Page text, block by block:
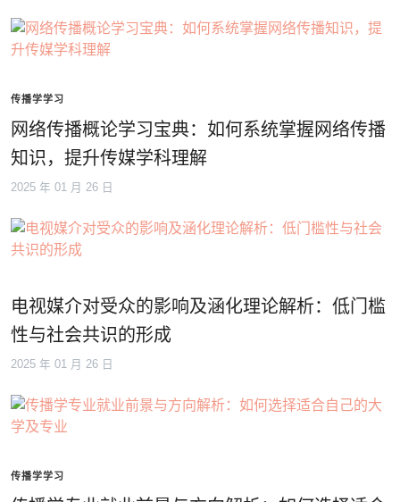
传播学学习
网络传播概论学习宝典：如何系统掌握网络传播
知识，提升传媒学科理解
2025 年 01 月 26 日
电视媒介对受众的影响及涵化理论解析：低门槛
性与社会共识的形成
2025 年 01 月 26 日
传播学学习